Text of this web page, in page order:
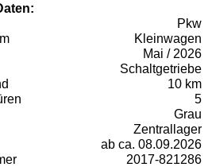
Pkw
Kleinwagen
Mai / 2026
Schaltgetriebe
10 km
5
Grau
Zentrallager
ab ca. 08.09.2026
2017-821286